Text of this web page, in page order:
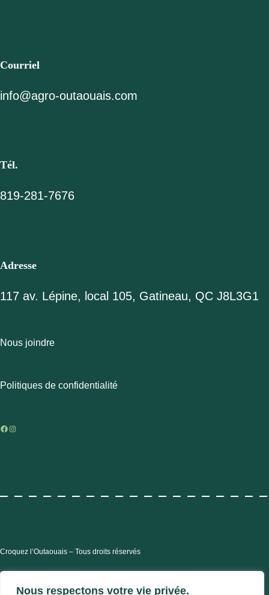
Nous respectons votre vie privée.
Courriel
info@agro-outaouais.com
Tél.
819-281-7676
Adresse
117 av. Lépine, local 105, Gatineau, QC J8L3G1
Nous joindre
Politiques de confidentialité
Facebook
Instagram
Croquez l’Outaouais – Tous droits réservés
Pixel